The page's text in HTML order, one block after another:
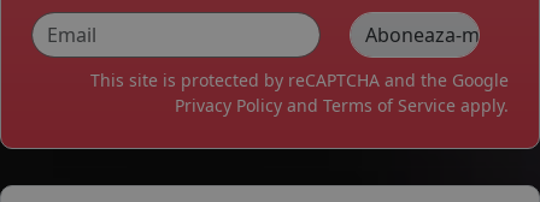
This site is protected by reCAPTCHA and the Google
Privacy Policy and Terms of Service apply.